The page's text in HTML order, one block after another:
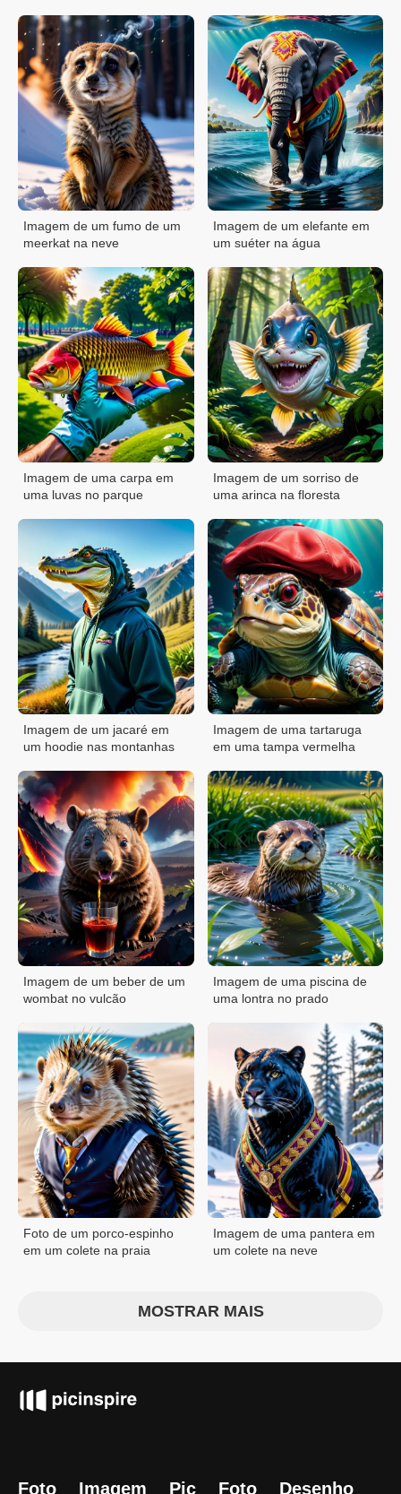
Imagem de um fumo de um
meerkat na neve
Imagem de um elefante em
um suéter na água
Imagem de uma carpa em
uma luvas no parque
Imagem de um sorriso de
uma arinca na floresta
Imagem de um jacaré em
um hoodie nas montanhas
Imagem de uma tartaruga
em uma tampa vermelha
Imagem de um beber de um
wombat no vulcão
Imagem de uma piscina de
uma lontra no prado
Foto de um porco-espinho
em um colete na praia
Imagem de uma pantera em
um colete na neve
MOSTRAR MAIS
Foto Imagem Pic Foto Desenho